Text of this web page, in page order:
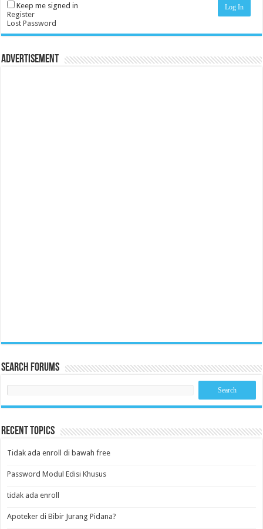
Keep me signed in Log In
Register
Lost Password
Advertisement
Search Forums
Recent Topics
Tidak ada enroll di bawah free
Password Modul Edisi Khusus
tidak ada enroll
Apoteker di Bibir Jurang Pidana?